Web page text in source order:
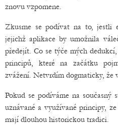
znovu vzpomene.
Zkusme se podívat na to, jestli
jejichž aplikace by umožnila
předejít. Co se týče mých
principů, které na začátku
zvážení. Netvrdím dogmaticky, že
Pokud se podíváme na
uznávané a využívané principy,
mají dlouhou historickou tradici.